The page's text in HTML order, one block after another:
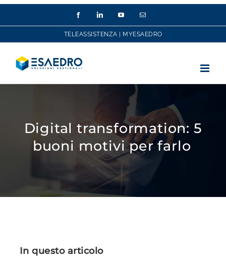
FacebookLinkedInYouTubeEmail
TELEASSISTENZA MYESAEDRO
Digital transformation: 5
buoni motivi per farlo
In questo articolo